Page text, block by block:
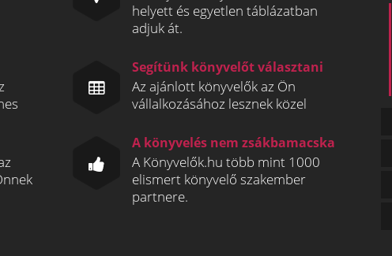
helyett és egyetlen táblázatban
adjuk át.
Segítünk könyvelőt választani
Az ajánlott könyvelők az Ön
vállalkozásához lesznek közel
A könyvelés nem zsákbamacska
A Könyvelők.hu több mint 1000
elismert könyvelő szakember
partnere.